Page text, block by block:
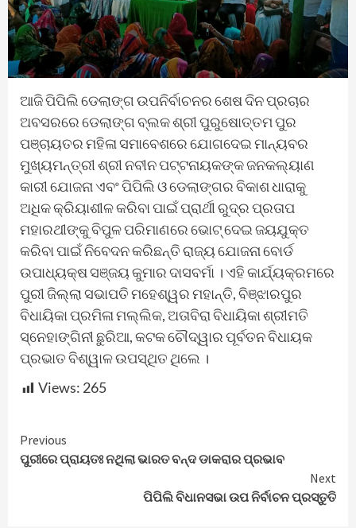
ଆଜି ପିପିଲି ଡେଲାଙ୍ଗ ଉପନିର୍ବାଚନର ଶେଷ ଦିନ ପ୍ରଚାର
ଅବସରରେ ଡେଲାଙ୍ଗ ବ୍ଲକ ଶ୍ରୀ ପୁରୁଷୋତ୍ତମ ପୁର
ପଞ୍ଚାୟତର ମହିଳା ସମାବେଶରେ ଯୋଗଦେଇ ମାନ୍ୟବର
ମୁଖ୍ୟମନ୍ତ୍ରୀ ଶ୍ରୀ ନବୀନ ପଟ୍ଟନାୟକଙ୍କ ଜନକଲ୍ୟାଣ
କାରୀ ଯୋଜନା ଏବଂ ପିପିଲି ଓ ଡେଲାଙ୍ଗର ବିକାଶ ଧାରାକୁ
ଅଧିକ କ୍ରିୟାଶୀଳ କରିବା ପାଇଁ ପ୍ରାର୍ଥୀ ରୁଦ୍ର ପ୍ରତାପ
ମହାରଥୀଙ୍କୁ ବିପୁଳ ପରିମାଣରେ ଭୋଟ୍ ଦେଇ ଜୟଯୁକ୍ତ
କରିବା ପାଇଁ ନିବେଦନ କରିଛନ୍ତି ରାଜ୍ୟ ଯୋଜନା ବୋର୍ଡ
ଉପାଧ୍ୟକ୍ଷ ସଞ୍ଜୟ କୁମାର ଦାସବର୍ମା । ଏହି କାର୍ଯ୍ୟକ୍ରମରେ
ପୁରୀ ଜିଲ୍ଲା ସଭାପତି ମହେଶ୍ୱର ମହାନ୍ତି, ବିଞ୍ଝାରପୁର
ବିଧାୟିକା ପ୍ରମିଳା ମଲ୍ଲିକ, ଅତାବିରା ବିଧାୟିକା ଶ୍ରୀମତି
ସ୍ନେହାଙ୍ଗିନୀ ଛୁରିଆ, କଟକ ଚୌଦ୍ୱାର ପୂର୍ବତନ ବିଧାୟକ
ପ୍ରଭାତ ବିଶ୍ୱାଳ ଉପସ୍ଥିତ ଥିଲେ ।
Views: 265
Continue
Reading
Previous
ପୁରୀରେ ପ୍ରାୟତଃ ନଥିଲା ଭାରତ ବନ୍ଦ ଡାକରାର ପ୍ରଭାବ
Next
ପିପିଲି ବିଧାନସଭା ଉପ ନିର୍ବାଚନ ପ୍ରସ୍ତୁତି